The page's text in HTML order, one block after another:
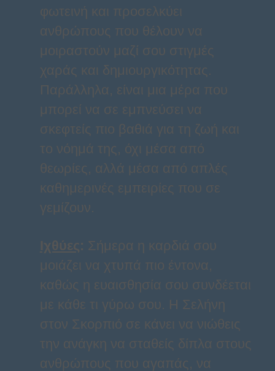
φωτεινή και προσελκύει
ανθρώπους που θέλουν να
μοιραστούν μαζί σου στιγμές
χαράς και δημιουργικότητας.
Παράλληλα, είναι μια μέρα που
μπορεί να σε εμπνεύσει να
σκεφτείς πιο βαθιά για τη ζωή και
το νόημά της, όχι μέσα από
θεωρίες, αλλά μέσα από απλές
καθημερινές εμπειρίες που σε
γεμίζουν.
Ιχθύες: Σήμερα η καρδιά σου
μοιάζει να χτυπά πιο έντονα,
καθώς η ευαισθησία σου συνδέεται
με κάθε τι γύρω σου. Η Σελήνη
στον Σκορπιό σε κάνει να νιώθεις
την ανάγκη να σταθείς δίπλα στους
ανθρώπους που αγαπάς, να